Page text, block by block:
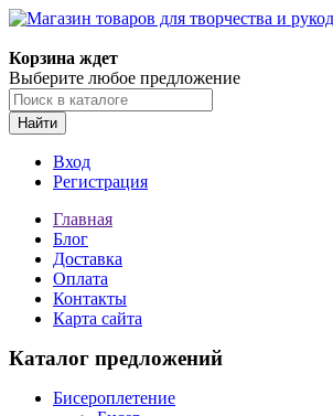
Корзина ждет
Выберите любое предложение
Найти
Вход
Регистрация
Главная
Блог
Доставка
Оплата
Контакты
Карта сайта
Каталог предложений
Бисероплетение